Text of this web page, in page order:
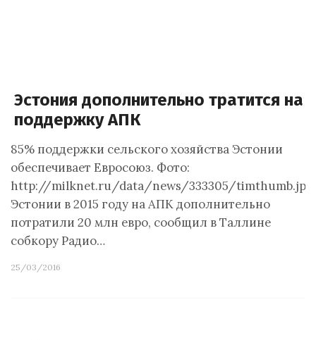
Эстония дополнительно тратится на
поддержку АПК
85% поддержки сельского хозяйства Эстонии
обеспечивает Евросоюз. Фото:
http://milknet.ru/data/news/333305/
Эстонии в 2015 году на АПК дополнительно
потратили 20 млн евро, сообщил в Таллине
собкору Радио…
25/03/2016